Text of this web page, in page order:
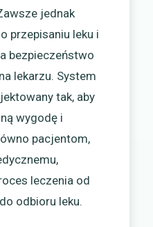
jednak
przepisaniu leku i
bezpieczeństwo
lekarzu. System
tak, aby
wygodę i
pacjentom,
leczenia od
odbioru leku.